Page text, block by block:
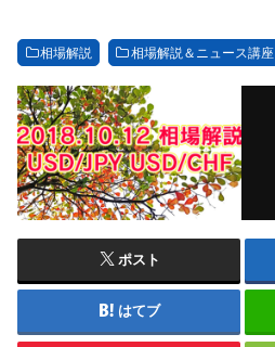
相場解説 相場解説＆ニュース講座
ポスト
はてブ